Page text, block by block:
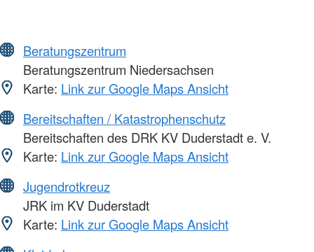
Beratungszentrum
Beratungszentrum Niedersachsen
Karte: Link zur Google Maps Ansicht
Bereitschaften / Katastrophenschutz
Bereitschaften des DRK KV Duderstadt e. V.
Karte: Link zur Google Maps Ansicht
Jugendrotkreuz
JRK im KV Duderstadt
Karte: Link zur Google Maps Ansicht